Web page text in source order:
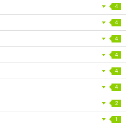
4
4
4
4
4
4
2
1